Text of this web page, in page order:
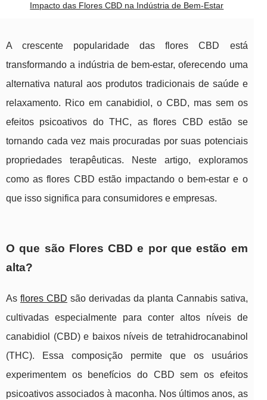
Impacto das Flores CBD na Indústria de Bem-Estar
A crescente popularidade das flores CBD está
transformando a indústria de bem-estar, oferecendo uma
alternativa natural aos produtos tradicionais de saúde e
relaxamento. Rico em canabidiol, o CBD, mas sem os
efeitos psicoativos do THC, as flores CBD estão se
tornando cada vez mais procuradas por suas potenciais
propriedades terapêuticas. Neste artigo, exploramos
como as flores CBD estão impactando o bem-estar e o
que isso significa para consumidores e empresas.
O que são Flores CBD e por que estão em
alta?
As flores CBD são derivadas da planta Cannabis sativa,
cultivadas especialmente para conter altos níveis de
canabidiol (CBD) e baixos níveis de tetrahidrocanabinol
(THC). Essa composição permite que os usuários
experimentem os benefícios do CBD sem os efeitos
psicoativos associados à maconha. Nos últimos anos, as